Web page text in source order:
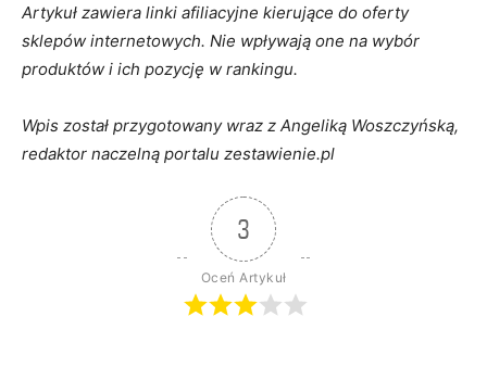
Artykuł zawiera linki afiliacyjne kierujące do oferty
sklepów internetowych. Nie wpływają one na wybór
produktów i ich pozycję w rankingu.
Wpis został przygotowany wraz z Angeliką Woszczyńską,
redaktor naczelną portalu zestawienie.pl
3
Oceń Artykuł